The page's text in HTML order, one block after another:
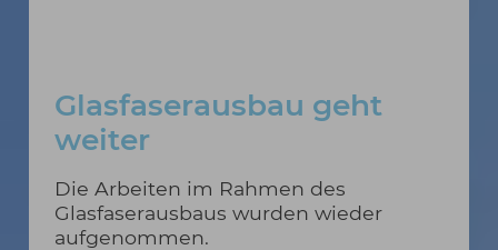
Glasfaserausbau geht
weiter
Die Arbeiten im Rahmen des
Glasfaserausbaus wurden wieder
aufgenommen.